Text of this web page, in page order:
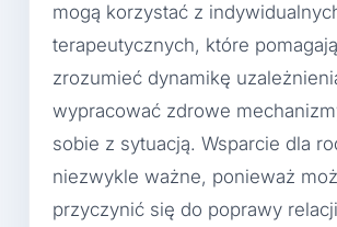
mogą korzystać z
terapeutycznych, które
zrozumieć dynamikę
wypracować zdrowe
sobie z sytuacją. Wsparcie dla
niezwykle ważne, ponieważ
przyczynić się do poprawy